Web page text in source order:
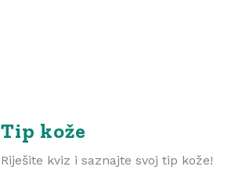
Tip kože
Riješite kviz i saznajte svoj tip kože!